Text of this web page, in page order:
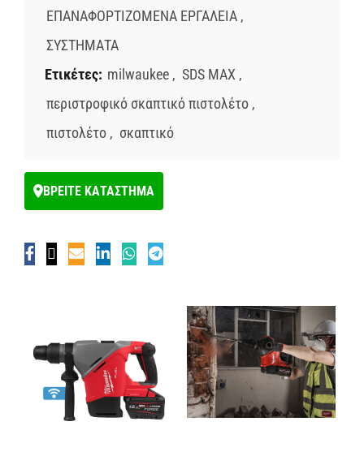
ΕΠΑΝΑΦΟΡΤΙΖΟΜΕΝΑ ΕΡΓΑΛΕΙΑ ,
ΣΥΣΤΗΜΑΤΑ
Ετικέτες: milwaukee , SDS MAX ,
περιστροφικό σκαπτικό πιστολέτο ,
πιστολέτο , σκαπτικό
ΒΡΕΙΤΕ ΚΑΤΑΣΤΗΜΑ